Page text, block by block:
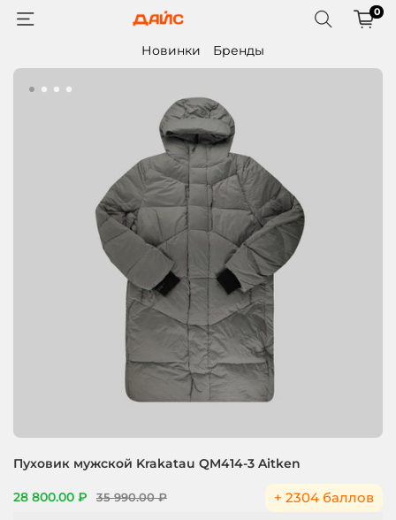
0
Новинки Бренды
Пуховик мужской Krakatau QM414-3 Aitken
28 800.00 ₽ 35 990.00 ₽ + 2304 баллов